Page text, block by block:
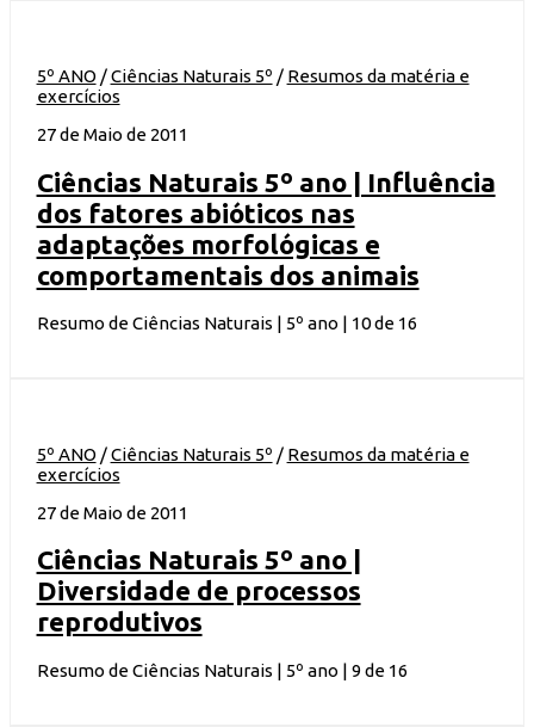
5º ANO /Ciências Naturais 5º / Resumos da matéria e
exercícios
27 de Maio de 2011
Ciências Naturais 5º ano | Influência
dos fatores abióticos nas
adaptações morfológicas e
comportamentais dos animais
Resumo de Ciências Naturais | 5º ano | 10 de 16
5º ANO /Ciências Naturais 5º / Resumos da matéria e
exercícios
27 de Maio de 2011
Ciências Naturais 5º ano |
Diversidade de processos
reprodutivos
Resumo de Ciências Naturais | 5º ano | 9 de 16